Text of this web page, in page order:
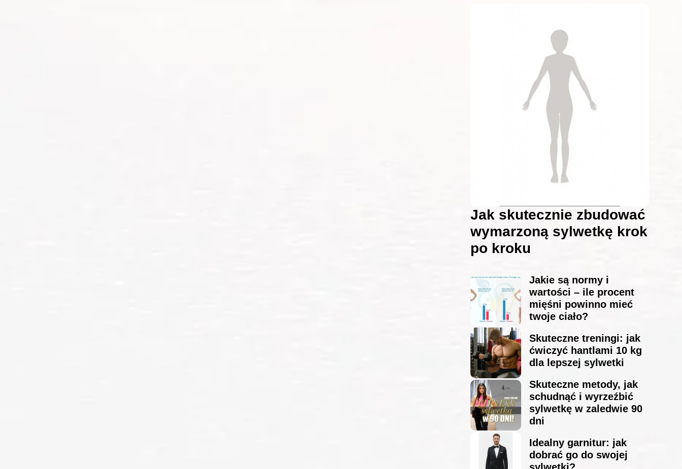
Jak skutecznie zbudować
wymarzoną sylwetkę krok
po kroku
Jakie są normy i
wartości – ile procent
mięśni powinno mieć
twoje ciało?
Skuteczne treningi: jak
ćwiczyć hantlami 10 kg
dla lepszej sylwetki
Skuteczne metody, jak
schudnąć i wyrzeźbić
sylwetkę w zaledwie 90
dni
Idealny garnitur: jak
dobrać go do swojej